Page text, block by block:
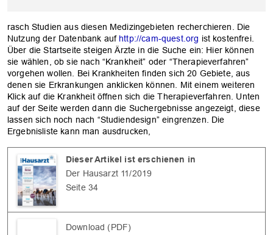
rasch Studien aus diesen Medizingebieten recherchieren. Die
Nutzung der Datenbank auf http://cam-quest.org ist kostenfrei.
Über die Startseite steigen Ärzte in die Suche ein: Hier können
sie wählen, ob sie nach “Krankheit” oder “Therapieverfahren”
vorgehen wollen. Bei Krankheiten finden sich 20 Gebiete, aus
denen sie Erkrankungen anklicken können. Mit einem weiteren
Klick auf die Krankheit öffnen sich die Therapieverfahren. Unten
auf der Seite werden dann die Suchergebnisse angezeigt, diese
lassen sich noch nach “Studiendesign” eingrenzen. Die
Ergebnisliste kann man ausdrucken,
Dieser Artikel ist erschienen in
Der Hausarzt 11/2019
Seite 34
Download (PDF)